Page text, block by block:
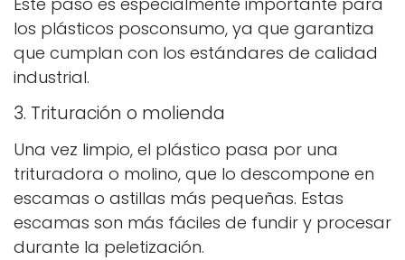
los plásticos posconsumo, ya que garantiza
que cumplan con los estándares de calidad
industrial.
3. Trituración o molienda
Una vez limpio, el plástico pasa por una
trituradora o molino, que lo descompone en
escamas o astillas más pequeñas. Estas
escamas son más fáciles de fundir y procesar
durante la peletización.